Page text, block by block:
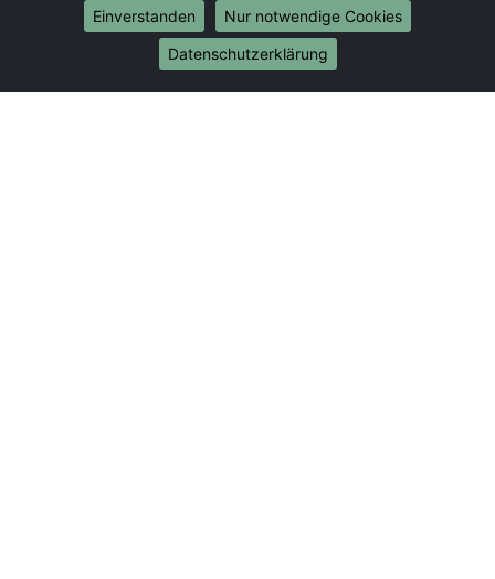
Umzug von Hannover nach Münster
Internationale-Umzüge
Umzug von Hannover nach Brasilien
Einverstanden
Nur notwendige Cookies
Datenschutzerklärung